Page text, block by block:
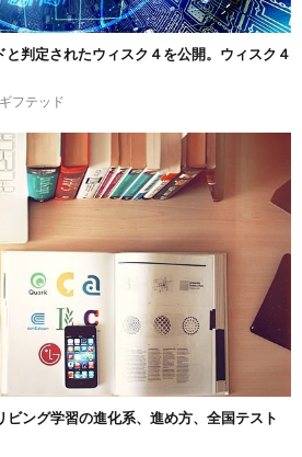
と判定されたウィスク４を公開。ウィスク４
フテッド
ング学習の進化系、進め方、全国テスト